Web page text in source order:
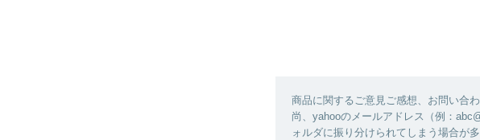
商品に関するご意見ご感想、お問い合
尚、yahooのメールアドレス（例：
ォルダに振り分けられてしまう場合が